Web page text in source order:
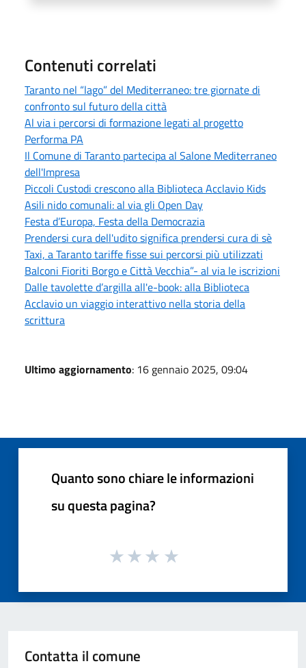
Contenuti correlati
Taranto nel “lago” del Mediterraneo: tre giornate di
confronto sul futuro della città
Al via i percorsi di formazione legati al progetto
Performa PA
Il Comune di Taranto partecipa al Salone Mediterraneo
dell'Impresa
Piccoli Custodi crescono alla Biblioteca Acclavio Kids
Asili nido comunali: al via gli Open Day
Festa d’Europa, Festa della Democrazia
Prendersi cura dell'udito significa prendersi cura di sè
Taxi, a Taranto tariffe fisse sui percorsi più utilizzati
Balconi Fioriti Borgo e Città Vecchia”- al via le iscrizioni
Dalle tavolette d’argilla all'e-book: alla Biblioteca
Acclavio un viaggio interattivo nella storia della
scrittura
Ultimo aggiornamento: 16 gennaio 2025, 09:04
Quanto sono chiare le informazioni
su questa pagina?
Contatta il comune